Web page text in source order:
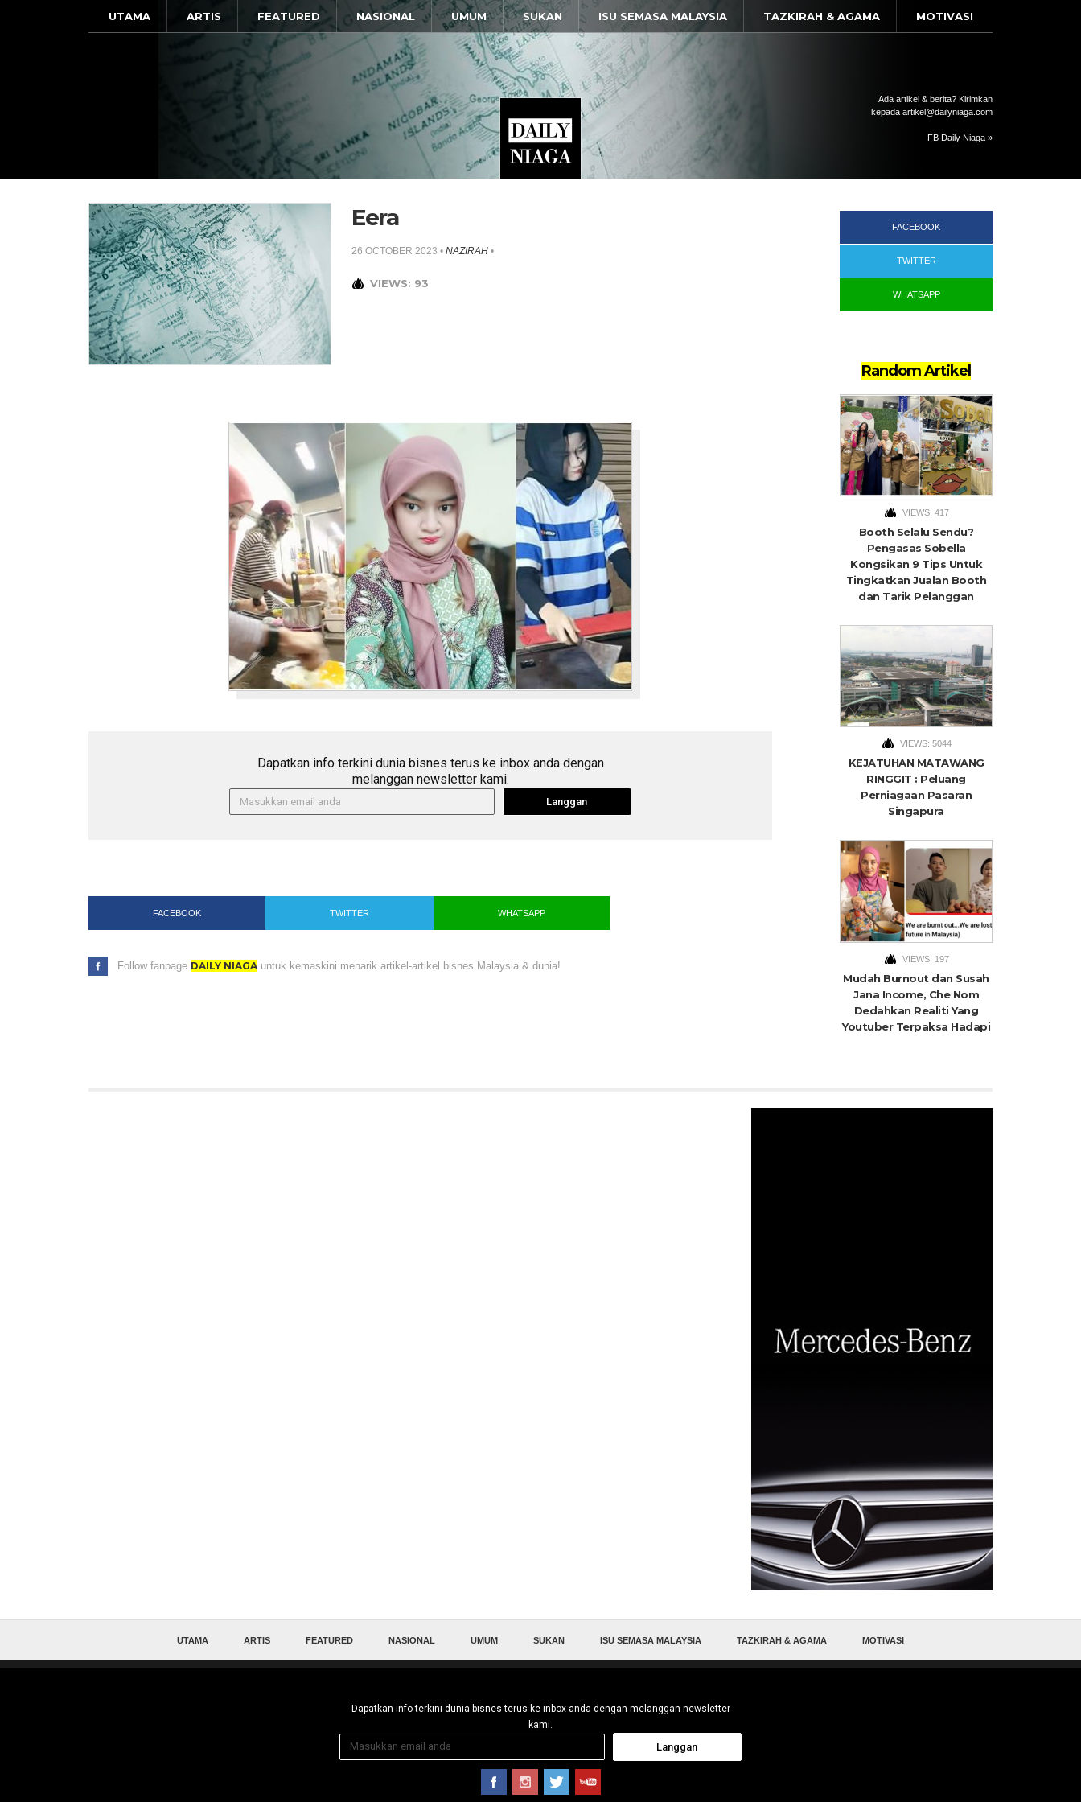
UTAMA ARTIS FEATURED NASIONAL UMUM SUKAN ISU SEMASA MALAYSIA TAZKIRAH & AGAMA MOTIVASI
Ada artikel & berita? Kirimkan
kepada artikel@dailyniaga.com
FB Daily Niaga »
Eera
26 OCTOBER 2023 • NAZIRAH •
VIEWS: 93
Dapatkan info terkini dunia bisnes terus ke inbox anda dengan
melanggan newsletter kami.
Langgan
FACEBOOK TWITTER WHATSAPP
Follow fanpage DAILY NIAGAuntuk kemaskini menarik artikel-artikel bisnes Malaysia & dunia!
FACEBOOK
TWITTER
WHATSAPP
Random Artikel
VIEWS: 417
Booth Selalu Sendu?
Pengasas Sobella
Kongsikan 9 Tips Untuk
Tingkatkan Jualan Booth
dan Tarik Pelanggan
VIEWS: 5044
KEJATUHAN MATAWANG
RINGGIT : Peluang
Perniagaan Pasaran
Singapura
VIEWS: 197
Mudah Burnout dan Susah
Jana Income, Che Nom
Dedahkan Realiti Yang
Youtuber Terpaksa Hadapi
UTAMA ARTIS FEATURED NASIONAL UMUM SUKAN ISU SEMASA MALAYSIA TAZKIRAH & AGAMA MOTIVASI
Dapatkan info terkini dunia bisnes terus ke inbox anda dengan melanggan newsletter
kami.
Langgan